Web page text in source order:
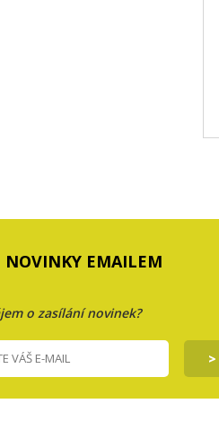
NOVINKY EMAILEM
o zasílání novinek?